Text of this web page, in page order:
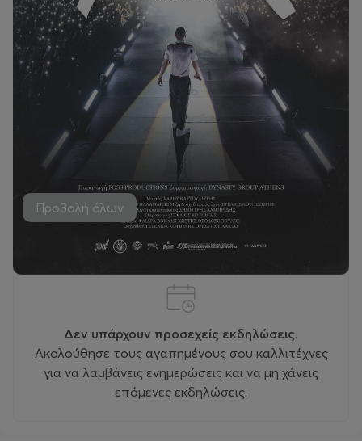
Προβολή όλων
Εκδηλώσεις
Δεν υπάρχουν προσεχείς εκδηλώσεις.
Ακολούθησε τους αγαπημένους σου καλλιτέχνες
για να λαμβάνεις ενημερώσεις και να μη χάνεις
επόμενες εκδηλώσεις.